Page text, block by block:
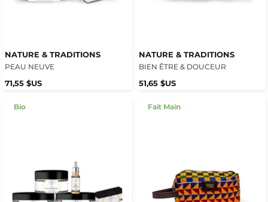
NATURE & TRADITIONS
PEAU NEUVE
71,55 $US
NATURE & TRADITIONS
BIEN ÊTRE & DOUCEUR
51,65 $US
Bio Fait Main